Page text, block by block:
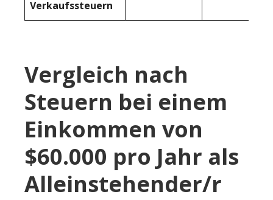
Verkaufssteuern
Vergleich nach
Steuern bei einem
Einkommen von
$60.000 pro Jahr als
Alleinstehender/r